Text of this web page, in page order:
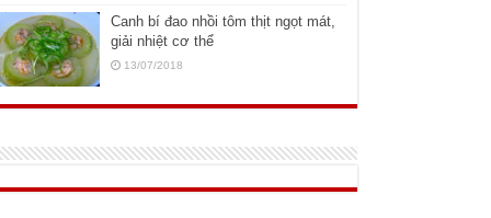
Canh bí đao nhồi tôm thịt ngọt mát,
giải nhiệt cơ thể
13/07/2018